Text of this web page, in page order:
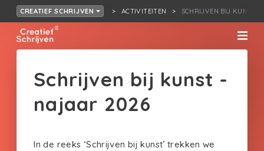
CREATIEF SCHRIJVEN ACTIVITEITEN SCHRIJVEN BIJ KUNST -
Schrijven bij kunst -
najaar 2026
In de reeks ‘Schrijven bij kunst’ trekken we